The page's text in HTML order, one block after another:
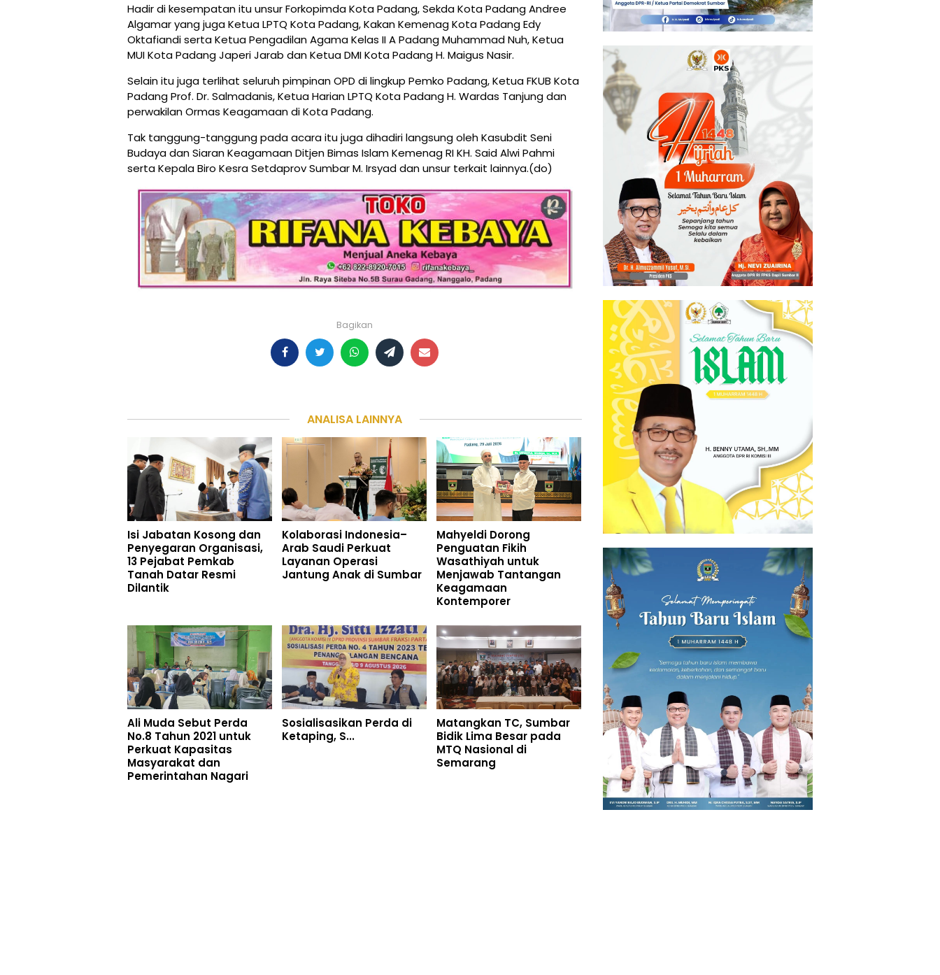
Hadir di kesempatan itu unsur Forkopimda Kota Padang, Sekda Kota Padang Andree
Algamar yang juga Ketua LPTQ Kota Padang, Kakan Kemenag Kota Padang Edy
Oktafiandi serta Ketua Pengadilan Agama Kelas II A Padang Muhammad Nuh, Ketua
MUI Kota Padang Japeri Jarab dan Ketua DMI Kota Padang H. Maigus Nasir.
Selain itu juga terlihat seluruh pimpinan OPD di lingkup Pemko Padang, Ketua FKUB Kota
Padang Prof. Dr. Salmadanis, Ketua Harian LPTQ Kota Padang H. Wardas Tanjung dan
perwakilan Ormas Keagamaan di Kota Padang.
Tak tanggung-tanggung pada acara itu juga dihadiri langsung oleh Kasubdit Seni
Budaya dan Siaran Keagamaan Ditjen Bimas Islam Kemenag RI KH. Said Alwi Pahmi
serta Kepala Biro Kesra Setdaprov Sumbar M. Irsyad dan unsur terkait lainnya.(do)
Bagikan
ANALISA LAINNYA
Isi Jabatan Kosong dan
Penyegaran Organisasi,
13 Pejabat Pemkab
Tanah Datar Resmi
Dilantik
Kolaborasi Indonesia–
Arab Saudi Perkuat
Layanan Operasi
Jantung Anak di Sumbar
Mahyeldi Dorong
Penguatan Fikih
Wasathiyah untuk
Menjawab Tantangan
Keagamaan
Kontemporer
Ali Muda Sebut Perda
No.8 Tahun 2021 untuk
Perkuat Kapasitas
Masyarakat dan
Pemerintahan Nagari
Sosialisasikan Perda di
Ketaping, S...
Matangkan TC, Sumbar
Bidik Lima Besar pada
MTQ Nasional di
Semarang